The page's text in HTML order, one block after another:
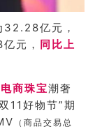
32.28亿元，
元， 同比上
商珠宝潮奢
11好物节”期
（商品交易总